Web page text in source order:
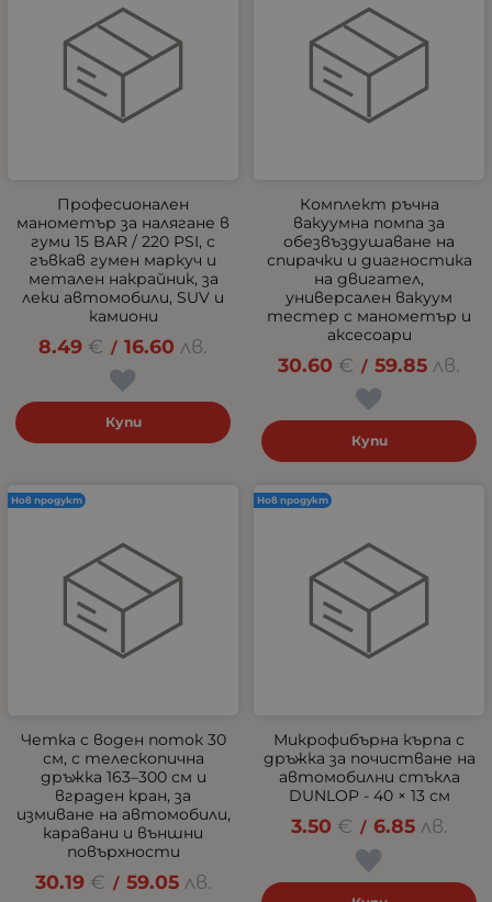
Професионален
манометър за налягане в
гуми 15 BAR / 220 PSI, с
гъвкав гумен маркуч и
метален накрайник, за
леки автомобили, SUV и
камиони
8.49 € / 16.60 лв.
Купи
Комплект ръчна
вакуумна помпа за
обезвъздушаване на
спирачки и диагностика
на двигател,
универсален вакуум
тестер с манометър и
аксесоари
30.60 € / 59.85 лв.
Купи
Четка с воден поток 30
см, с телескопична
дръжка 163–300 см и
вграден кран, за
измиване на автомобили,
каравани и външни
повърхности
30.19 € / 59.05 лв.
Нов продукт
Микрофибърна кърпа с
дръжка за почистване на
автомобилни стъкла
DUNLOP - 40 × 13 см
3.50 € / 6.85 лв.
Нов продукт